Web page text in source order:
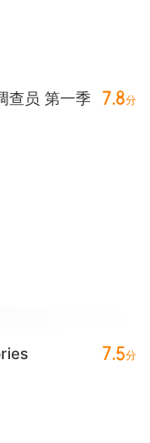
查员 第一季 7.8分
7.5分